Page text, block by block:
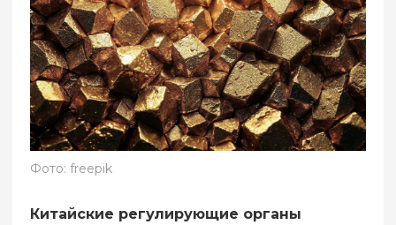
Фото: freepik
Китайские регулирующие органы